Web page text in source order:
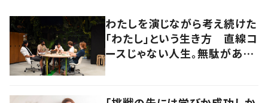
わたしを演じながら考え続けた
「わたし」という生き方 直線コ
ースじゃない人生。無駄がある